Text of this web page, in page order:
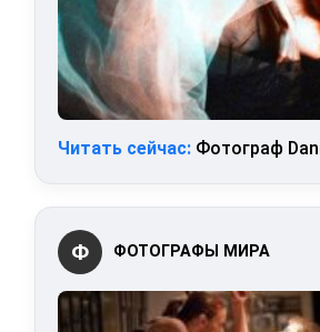
Читать сейчас: Фотограф
Ф ФОТОГРАФЫ МИРА